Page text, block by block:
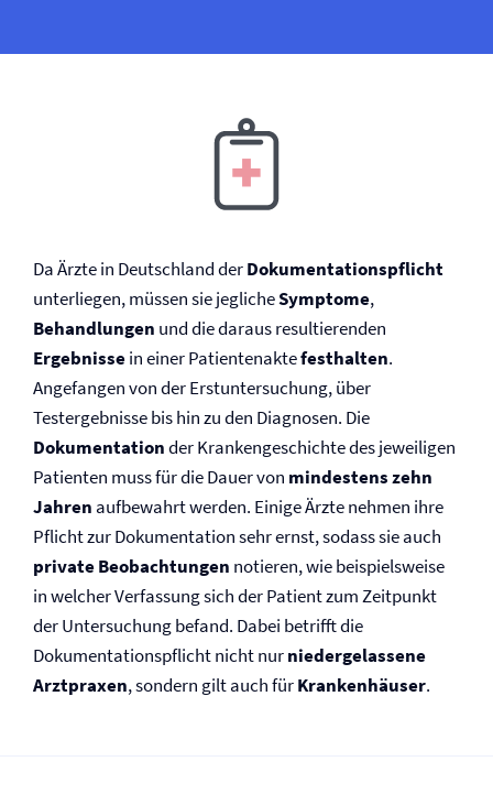
Da Ärzte in Deutschland derDokumentationspflicht
unterliegen, müssen sie jeglicheSymptome,
Behandlungen und die daraus resultierenden
Ergebnissein einer Patientenaktefesthalten.
Angefangen von der Erstuntersuchung, über
Testergebnisse bis hin zu den Diagnosen. Die
Dokumentationder Krankengeschichte des jeweiligen
Patienten muss für die Dauer von mindestens zehn
Jahren aufbewahrt werden. Einige Ärzte nehmen ihre
Pflicht zur Dokumentation sehr ernst, sodass sie auch
private Beobachtungen notieren, wie beispielsweise
in welcher Verfassung sich der Patient zum Zeitpunkt
der Untersuchung befand. Dabei betrifft die
Dokumentationspflicht nicht nurniedergelassene
Arztpraxen, sondern gilt auch fürKrankenhäuser.